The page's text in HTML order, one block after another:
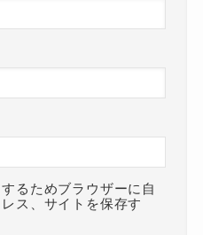
るためブラウザーに自
ス、サイトを保存す